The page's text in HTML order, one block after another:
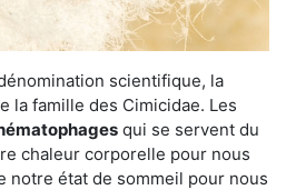
scientifique, la
la famille des Cimicidae. Les
qui se servent du
chaleur corporelle pour nous
notre état de sommeil pour nous